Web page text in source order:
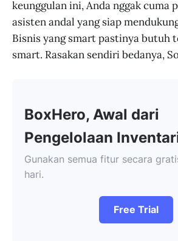
keunggulan ini, Anda nggak cuma
asisten andal yang siap
Bisnis yang smart pastinya butuh
smart. Rasakan sendiri bedanya,
BoxHero, Awal dari
Pengelolaan
Gunakan semua fitur secara
hari.
Free Trial